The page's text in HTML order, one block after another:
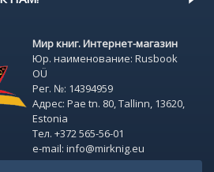
Мир книг. Интернет-магазин
Юр. наименование: Rusbook
OÜ
Рег. №: 14394959
Адрес: Pae tn. 80, Tallinn, 13620,
Estonia
Тел. +372 565-56-01
e-mail: info@mirknig.eu